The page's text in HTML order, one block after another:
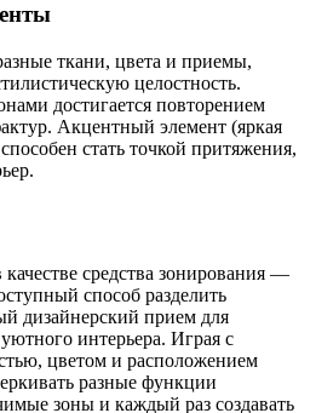
ткани, цвета и приемы,
целостность.
достигается повторением
Акцентный элемент (яркая
стать точкой притяжения,
средства зонирования —
способ разделить
дизайнерский прием для
интерьера. Играя с
цветом и расположением
разные функции
зоны и каждый раз создавать